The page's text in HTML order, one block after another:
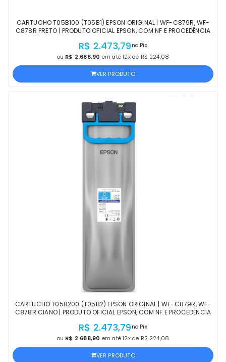
CARTUCHO T05B100 (T05B1) EPSON ORIGINAL | WF-C879R, WF-
C878R PRETO | PRODUTO OFICIAL EPSON, COM NF E PROCEDÊNCIA
R$ 2.473,79 no Pix
ou R$ 2.688,90 em até 12x de R$ 224,08
VER PRODUTO
CARTUCHO T05B200 (T05B2) EPSON ORIGINAL | WF-C879R, WF-
C878R CIANO | PRODUTO OFICIAL EPSON, COM NF E PROCEDÊNCIA
R$ 2.473,79 no Pix
ou R$ 2.688,90 em até 12x de R$ 224,08
VER PRODUTO